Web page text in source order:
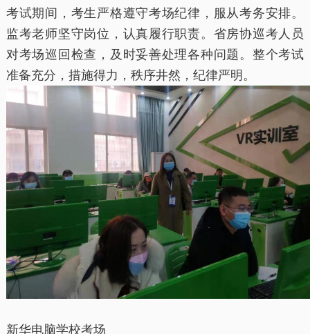
考试期间，考生严格遵守考场纪律，服从考务安排。
监考老师坚守岗位，认真履行职责。省房协巡考人员
对考场巡回检查，及时妥善处理各种问题。整个考试
准备充分，措施得力，秩序井然，纪律严明。
新华电脑学校考场